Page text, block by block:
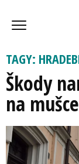
TAGY:
Škody
na